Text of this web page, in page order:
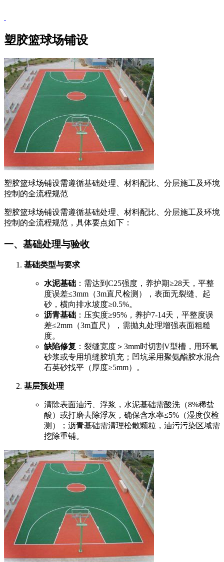
塑胶篮球场铺设
塑胶篮球场铺设需遵循基础处理、材料配比、分层施工及环境
控制的全流程规范
塑胶篮球场铺设需遵循基础处理、材料配比、分层施工及环境
控制的全流程规范，具体要点如下：
一、基础处理与验收
基础类型与要求
水泥基础 ：需达到C25强度，养护期≥28天，平整
度误差≤3mm（3m直尺检测），表面无裂缝、起
砂，横向排水坡度≥0.5%。
沥青基础 ：压实度≥95%，养护7-14天，平整度误
差≤2mm（3m直尺），需抛丸处理增强表面粗糙
度。
缺陷修复 ：裂缝宽度＞3mm时切割V型槽，用环氧
砂浆或专用填缝胶填充；凹坑采用聚氨酯胶水混合
石英砂找平（厚度≥5mm）。
基层预处理
清除表面油污、浮浆，水泥基础需酸洗（8%稀盐
酸）或打磨去除浮灰，确保含水率≤5%（湿度仪检
测）；沥青基础需清理松散颗粒，油污污染区域需
挖除重铺。